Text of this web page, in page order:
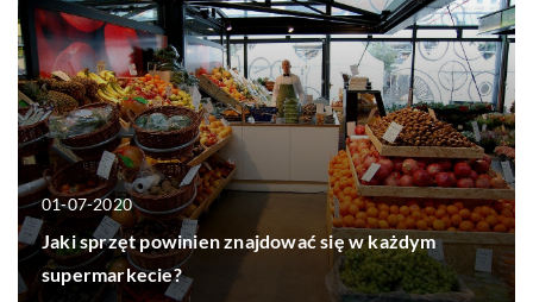
01-07-2020
Jaki sprzęt powinien znajdować się w każdym
supermarkecie?